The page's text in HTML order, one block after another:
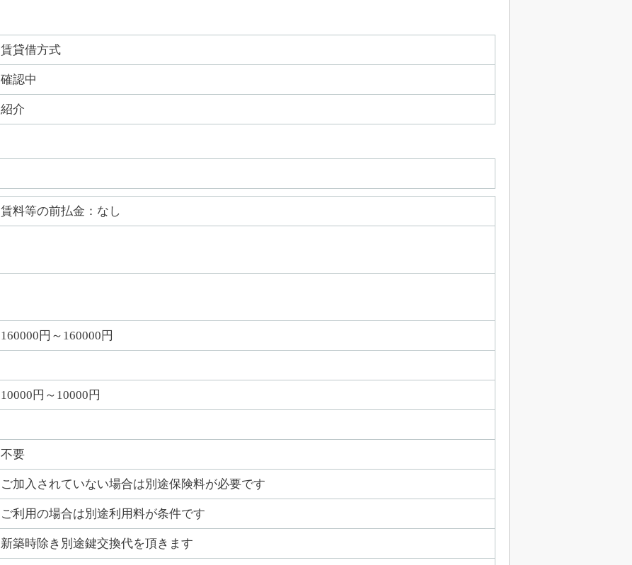
賃貸借方式
確認中
紹介
賃料等の前払金：なし
160000円～160000円
10000円～10000円
不要
ご加入されていない場合は別途保険料が必要です
ご利用の場合は別途利用料が条件です
新築時除き別途鍵交換代を頂きます